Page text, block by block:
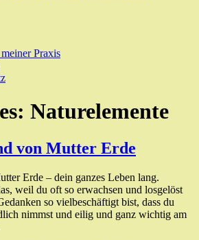
Praxis
Naturelemente
von Mutter Erde
Erde – dein ganzes Leben lang.
weil du oft so erwachsen und losgelöst
so vielbeschäftigt bist, dass du
nimmst und eilig und ganz wichtig am